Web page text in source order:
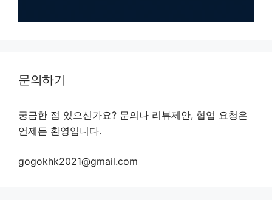
문의하기
궁금한 점 있으신가요? 문의나 리뷰제안, 협업 요청은
언제든 환영입니다.
gogokhk2021@gmail.com